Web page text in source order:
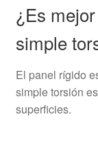
¿Es
simple
El panel rígido
simple torsión
superficies.